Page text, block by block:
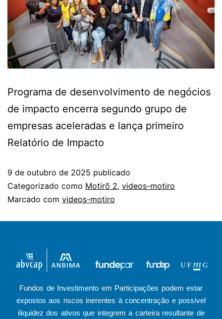
Programa de desenvolvimento de negócios
de impacto encerra segundo grupo de
empresas aceleradas e lança primeiro
Relatório de Impacto
9 de outubro de 2025 publicado
Categorizado como Motirõ 2, videos-motiro
Marcado com videos-motiro
Fundos de Investimento em Participações podem estar
expostos aos riscos inerentes à concentração e possível
iliquidez dos ativos que integrem a carteira resultante de